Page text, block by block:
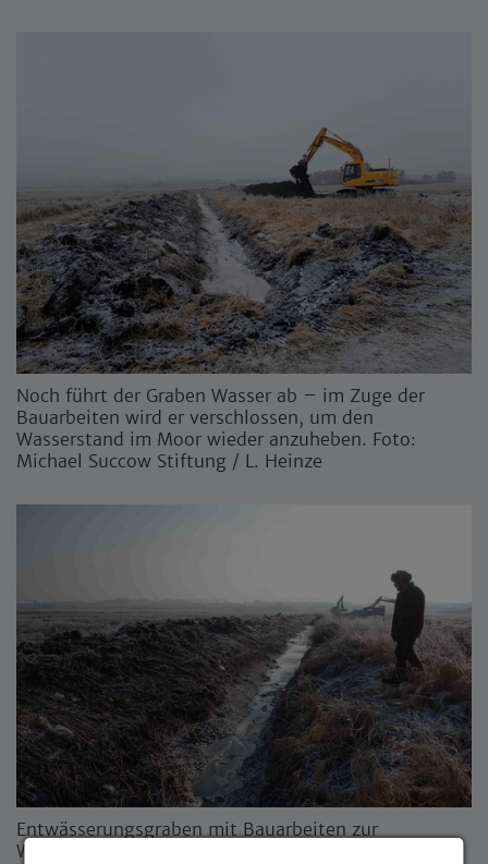
Noch führt der Graben Wasser ab – im Zuge der
Bauarbeiten wird er verschlossen, um den
Wasserstand im Moor wieder anzuheben. Foto:
Michael Succow Stiftung / L. Heinze
Entwässerungsgraben mit Bauarbeiten zur
Wiedervernässung im Hintergrund. Foto: Michael